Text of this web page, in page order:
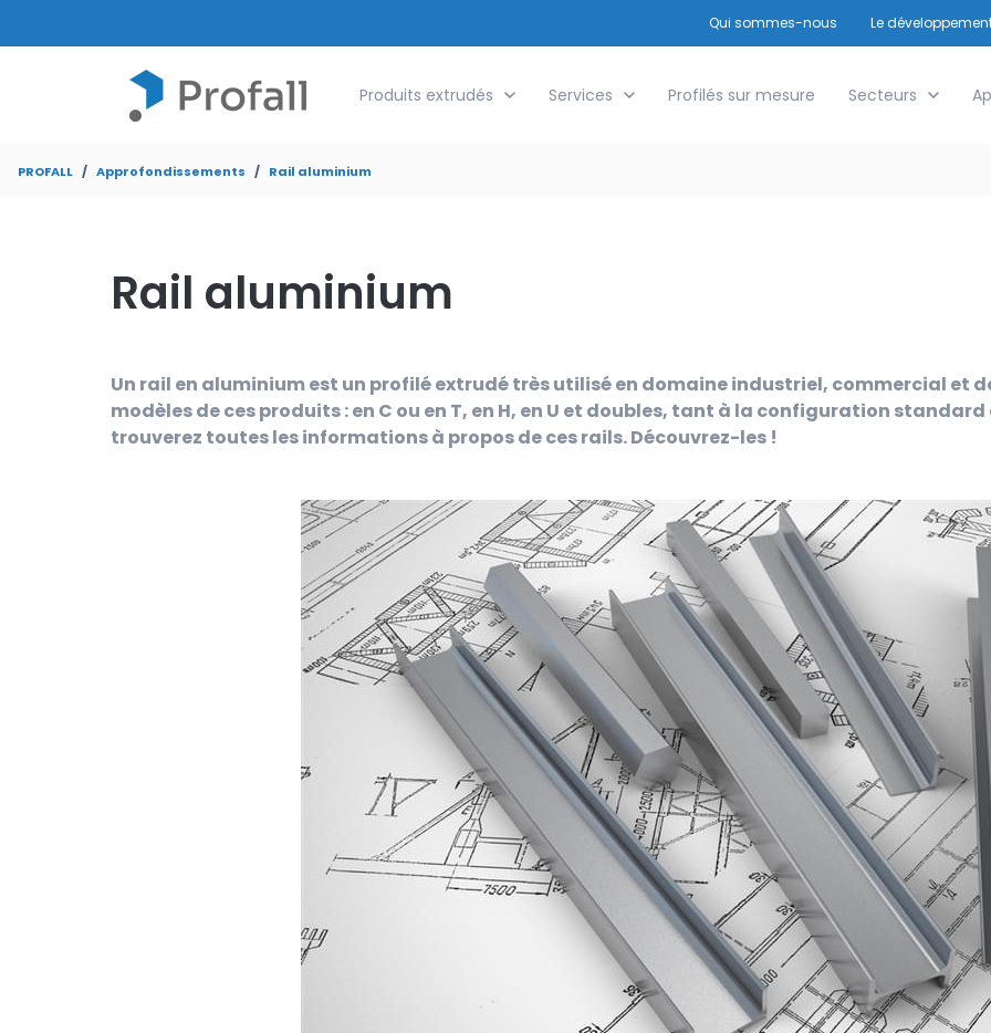
Qui sommes-nous Show submenu
Le
Show submenu for Produits extrudés
Produits extrudés Show submenu for Services
Services Profilés sur mesure Show submenu
Secteurs
PROFALL Approfondissements Rail aluminium
Rail aluminium
Un rail en aluminium est un profilé extrudé très utilisé en domaine industriel, commercial et
modèles de ces produits : en C ou en T, en H, en U et doubles, tant à la configuration
trouverez toutes les informations à propos de ces rails. Découvrez-les !